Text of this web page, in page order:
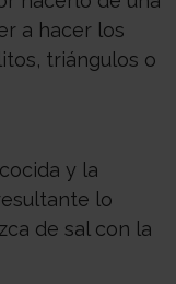
a hacer los
triángulos o
y la
lo
de sal con la